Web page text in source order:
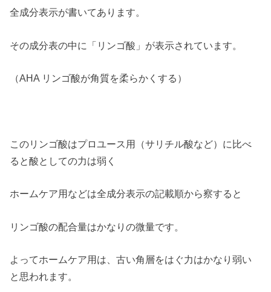
全成分表示が書いてあります。
その成分表の中に「リンゴ酸」が表示されています。
（AHA リンゴ酸が角質を柔らかくする）
このリンゴ酸はプロユース用（サリチル酸など）に比べ
ると酸としての力は弱く
ホームケア用などは全成分表示の記載順から察すると
リンゴ酸の配合量はかなりの微量です。
よってホームケア用は、古い角層をはぐ力はかなり弱い
と思われます。